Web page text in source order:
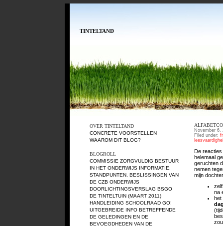
TINTELTAND
OVER TINTELTAND
CONCRETE VOORSTELLEN
WAAROM DIT BLOG?
BLOGROLL
COMMISSIE ZORGVULDIG BESTUUR
IN HET ONDERWIJS INFORMATIE,
STANDPUNTEN, BESLISSINGEN VAN
DE CZB ONDERWIJS
DOORLICHTINGSVERSLAG BSGO
DE TINTELTUIN (MAART 2011)
HANDLEIDING SCHOOLRAAD GO!
UITGEBREIDE INFO BETREFFENDE
DE GELEDINGEN EN DE
BEVOEGDHEDEN VAN DE
November 6,
Filed under:
De
helemaal
geruchten
nemen
mijn
na
het